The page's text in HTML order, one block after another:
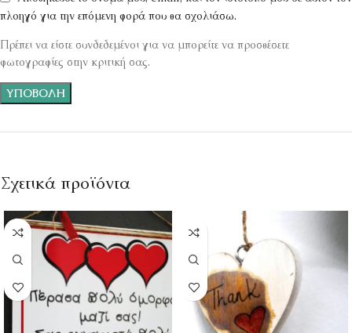
πλοηγό για την επόμενη φορά που θα σχολιάσω.
Πρέπει να είστε συνδεδεμένοι για να μπορείτε να προσθέσετε
φωτογραφίες στην κριτική σας.
Σχετικά προϊόντα